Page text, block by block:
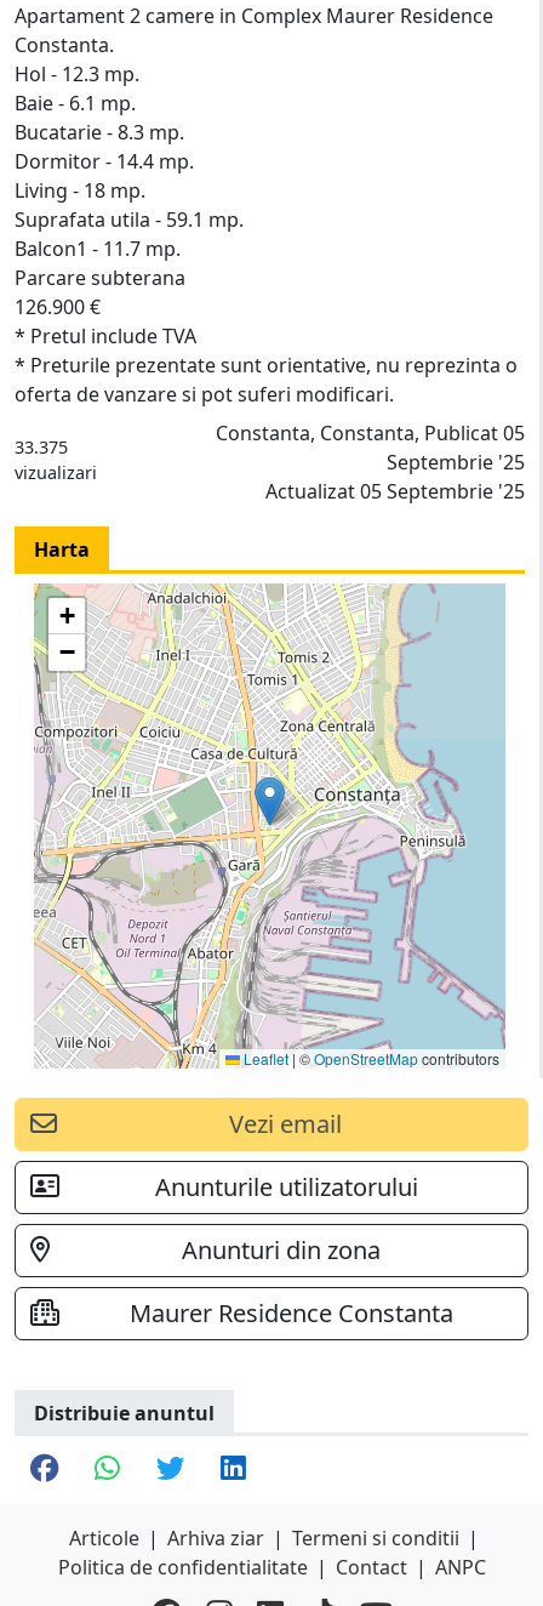
Apartament 2 camere in Complex Maurer Residence
Constanta.
Hol - 12.3 mp.
Baie - 6.1 mp.
Bucatarie - 8.3 mp.
Dormitor - 14.4 mp.
Living - 18 mp.
Suprafata utila - 59.1 mp.
Balcon1 - 11.7 mp.
Parcare subterana
126.900 €
* Pretul include TVA
* Preturile prezentate sunt orientative, nu reprezinta o
oferta de vanzare si pot suferi modificari.
33.375
vizualizari
Constanta, Constanta, Publicat 05
Septembrie '25
Actualizat 05 Septembrie '25
Harta
+
−
Leaflet | ©OpenStreetMapcontributors
Vezi email
Anunturile utilizatorului
Anunturi din zona
Maurer Residence Constanta
Distribuie anuntul
Articole | Arhiva ziar | Termeni si conditii |
Politica de confidentialitate | Contact | ANPC